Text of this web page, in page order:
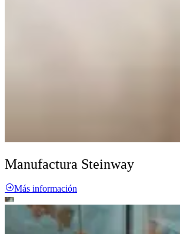
Manufactura Steinway
Más información